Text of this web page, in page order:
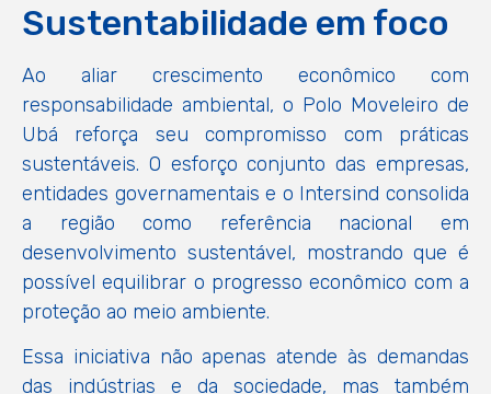
Sustentabilidade em foco
Ao aliar crescimento econômico com
responsabilidade ambiental, o Polo Moveleiro de
Ubá reforça seu compromisso com práticas
sustentáveis. O esforço conjunto das empresas,
entidades governamentais e o Intersind consolida
a região como referência nacional em
desenvolvimento sustentável, mostrando que é
possível equilibrar o progresso econômico com a
proteção ao meio ambiente.
Essa iniciativa não apenas atende às demandas
das indústrias e da sociedade, mas também